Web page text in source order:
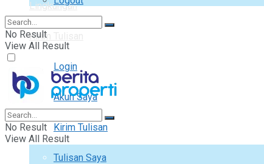
Lingkungan
Kirim Tulisan
Login
Akun Saya
Kirim Tulisan
Tulisan Saya
No Result
View All Result
No Result
View All Result